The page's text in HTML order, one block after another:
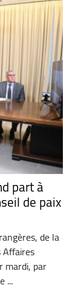
part à
de paix
de la
mardi, par
...